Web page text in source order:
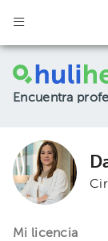
Encuentra
Mi licencia